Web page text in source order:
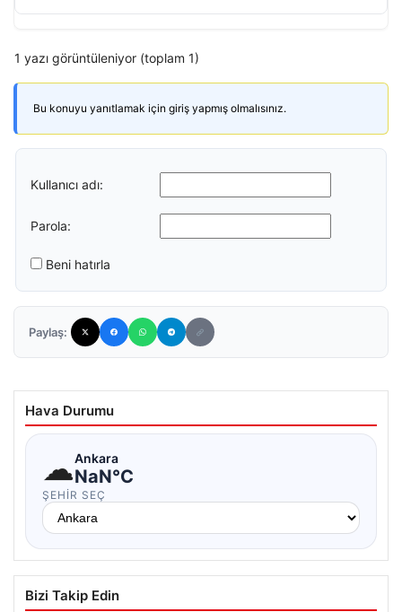
1 yazı görüntüleniyor (toplam 1)
Bu konuyu yanıtlamak için giriş yapmış olmalısınız.
Kullanıcı adı:
Parola:
Beni hatırla
Paylaş:
Hava Durumu
☁Ankara
NaN°C
ŞEHIR SEÇ
Bizi Takip Edin